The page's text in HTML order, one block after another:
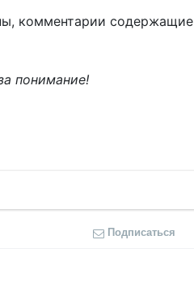
комментарии содержащие
понимание!
Подписаться